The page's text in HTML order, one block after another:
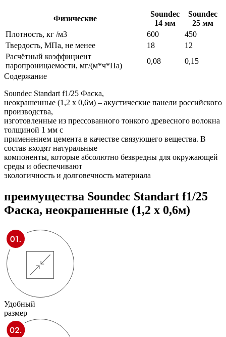
Физические
Soundec
14 мм
Soundec
25 мм
Плотность, кг /м3
600
450
Твердость, МПа, не менее
18
12
Расчётный коэффициент
паропроницаемости, мг/(м*ч*Па)
0,08
0,15
Содержание
Soundec Standart f1/25 Фаска,
неокрашенные (1,2 x 0,6м) – акустические панели российского
производства,
изготовленные из прессованного тонкого древесного волокна
толщиной 1 мм с
применением цемента в качестве связующего вещества. В
состав входят натуральные
компоненты, которые абсолютно безвредны для окружающей
среды и обеспечивают
экологичность и долговечность материала
преимущества Soundec Standart f1/25
Фаска, неокрашенные (1,2 x 0,6м)
Удобный
размер